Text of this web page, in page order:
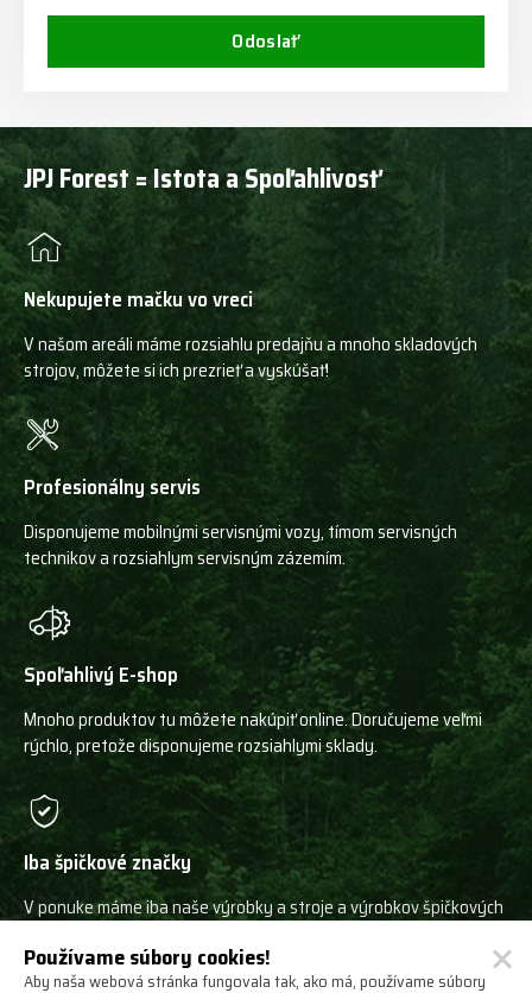
Odoslať
JPJ Forest = Istota a Spoľahlivosť
Nekupujete mačku vo vreci
V našom areáli máme rozsiahlu predajňu a mnoho skladových
strojov, môžete si ich prezrieť a vyskúšať!
Profesionálny servis
Disponujeme mobilnými servisnými vozy, tímom servisných
technikov a rozsiahlym servisným zázemím.
Spoľahlivý E-shop
Mnoho produktov tu môžete nakúpiť online. Doručujeme veľmi
rýchlo, pretože disponujeme rozsiahlymi sklady.
Iba špičkové značky
V ponuke máme iba naše výrobky a stroje a výrobkov špičkových
Používame súbory cookies!
Aby naša webová stránka fungovala tak, ako má, používame súbory